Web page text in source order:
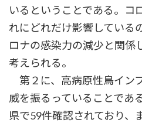
いるということである。コ
れにどれだけ影響している
ロナの感染力の減少と関係
考えられる。
第２に、高病原性鳥イン
威を振るっていることであ
県で59件確認されており、